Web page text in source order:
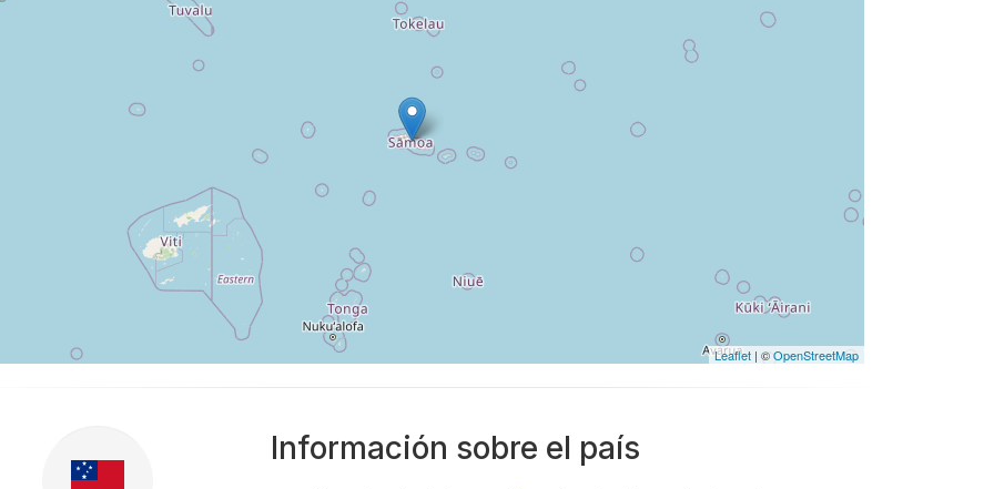
Leaflet | ©OpenStreetMap
Información sobre el país